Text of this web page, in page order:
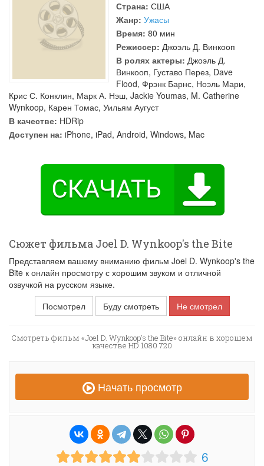
Страна: США
Жанр: Ужасы
Время: 80 мин
Режиссер: Джоэль Д. Винкооп
В ролях актеры: Джоэль Д.
Винкооп, Густаво Перез, Dave
Flood, Фрэнк Барнс, Ноэль Мари,
Крис С. Конклин, Марк А. Нэш, Jackie Youmas, M. Catherine
Wynkoop, Карен Томас, Уильям Аугуст
В качестве: HDRip
Доступен на: iPhone, iPad, Android, Windows, Mac
Сюжет фильма Joel D. Wynkoop's the Bite
Представляем вашему вниманию фильм Joel D. Wynkoop's the
Bite к онлайн просмотру с хорошим звуком и отличной
озвучкой на русском языке.
Посмотрел
Буду смотреть Не смотрел
Смотреть фильм «Joel D. Wynkoop's the Bite» онлайн в хорошем
качестве HD 1080 720
Начать просмотр
6